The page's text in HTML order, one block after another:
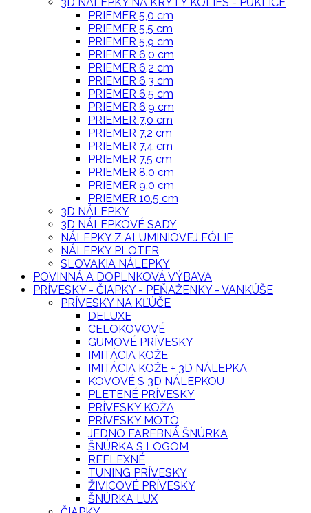
PRIEMER 5,0 cm
PRIEMER 5,5 cm
PRIEMER 5,9 cm
PRIEMER 6,0 cm
PRIEMER 6,2 cm
PRIEMER 6,3 cm
PRIEMER 6,5 cm
PRIEMER 6,9 cm
PRIEMER 7,0 cm
PRIEMER 7,2 cm
PRIEMER 7,4 cm
PRIEMER 7,5 cm
PRIEMER 8,0 cm
PRIEMER 9,0 cm
PRIEMER 10,5 cm
3D NÁLEPKY
3D NÁLEPKOVÉ SADY
NÁLEPKY Z ALUMINIOVEJ FÓLIE
NÁLEPKY PLOTER
SLOVAKIA NÁLEPKY
POVINNÁ A DOPLNKOVÁ VÝBAVA
PRÍVESKY - ČIAPKY - PEŇAŽENKY - VANKÚŠE
PRÍVESKY NA KĽÚČE
DELUXE
CELOKOVOVÉ
GUMOVÉ PRÍVESKY
IMITÁCIA KOŽE
IMITÁCIA KOŽE + 3D NÁLEPKA
KOVOVÉ S 3D NÁLEPKOU
PLETENÉ PRÍVESKY
PRÍVESKY KOŽA
PRÍVESKY MOTO
JEDNO FAREBNÁ ŠNÚRKA
ŠNÚRKA S LOGOM
REFLEXNÉ
TUNING PRÍVESKY
ŽIVICOVÉ PRÍVESKY
ŠNÚRKA LUX